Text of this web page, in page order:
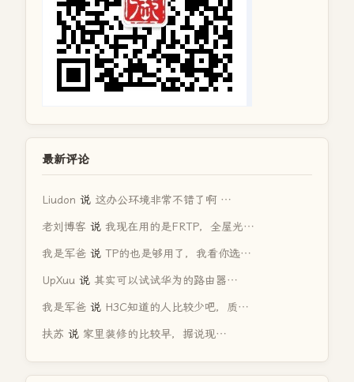
最新评论
Liudon 说 这办公环境非常不错了啊 …
老刘博客 说 我现在用的是FRTP，全屋光…
我是军爸 说 TP的也是够用了，我看你选…
UpXuu 说 其实可以试试华为的路由器…
我是军爸 说 H3C知道的人比较少吧，质…
扶苏 说 家里装修的比较早，据说现…